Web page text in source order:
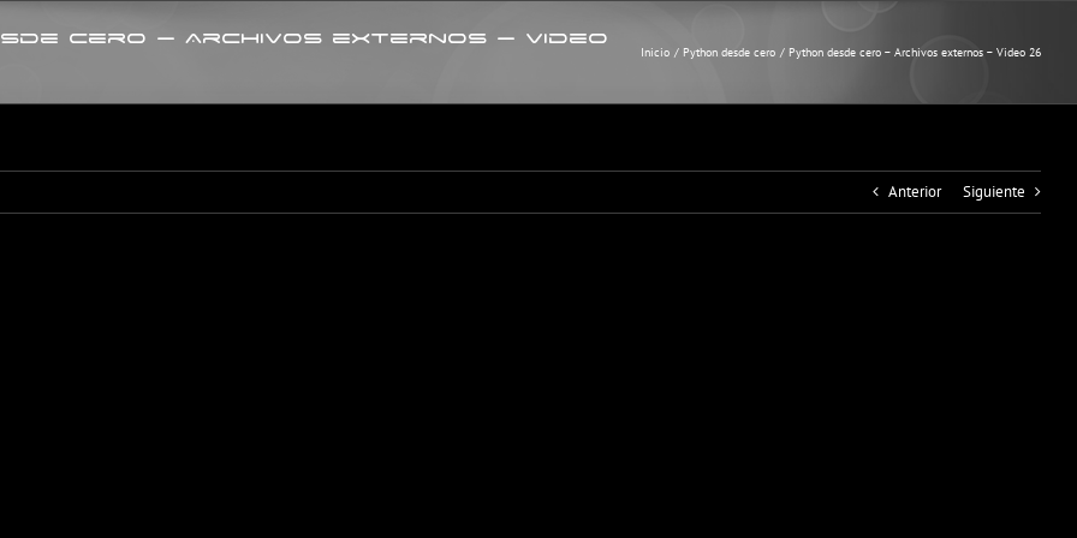
cero – Archivos externos – Video
Inicio Python desde cero Python desde cero – Archivos externos – Video 26
Anterior Siguiente